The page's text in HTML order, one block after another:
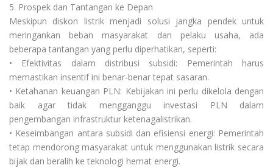
5. Prospek dan Tantangan ke Depan
Meskipun diskon listrik menjadi solusi jangka pendek untuk
meringankan beban masyarakat dan pelaku usaha, ada
beberapa tantangan yang perlu diperhatikan, seperti:
• Efektivitas dalam distribusi subsidi: Pemerintah harus
memastikan insentif ini benar-benar tepat sasaran.
• Ketahanan keuangan PLN: Kebijakan ini perlu dikelola dengan
baik agar tidak mengganggu investasi PLN dalam
pengembangan infrastruktur ketenagalistrikan.
• Keseimbangan antara subsidi dan efisiensi energi: Pemerintah
tetap mendorong masyarakat untuk menggunakan listrik secara
bijak dan beralih ke teknologi hemat energi.